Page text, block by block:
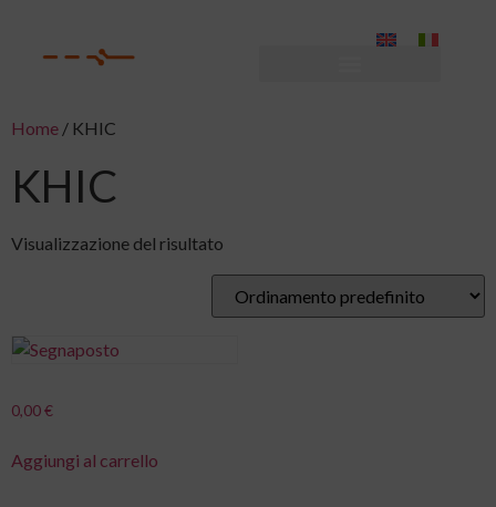
Home / KHIC
KHIC
Visualizzazione del risultato
0,00€
Aggiungi al carrello